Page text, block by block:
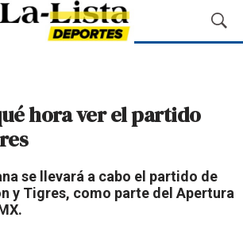
M
o
q
hora ver el partido
se llevará a cabo el partido de
y Tigres, como parte del Apertura